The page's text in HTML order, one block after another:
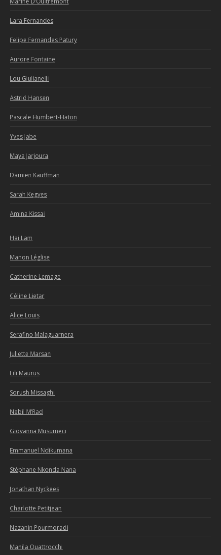
Lara Fernandes
Felipe Fernandes Patury
Aurore Fontaine
Lou Giulianelli
Astrid Hansen
Pascale Humbert-Haton
Yves Jabe
Maya Jarjoura
Damien Kauffman
Sarah Kegyes
Amina Kissai
Hai Lam
Manon Léglise
Catherine Lemage
Céline Lietar
Alice Louis
Serafino Malaguarnera
Juliette Marsan
Lili Maurus
Sorush Missaghi
Nebil M’Rad
Giovanna Musumeci
Emmanuel Ndikumana
Stéphane Nkonda Nana
Jonathan Nyckees
Charlotte Petitjean
Nazanin Pourmoradi
Manila Quattrocchi